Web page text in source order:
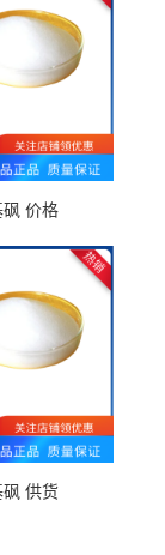
价格
供货